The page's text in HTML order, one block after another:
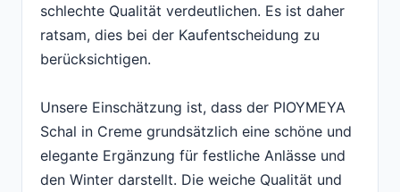
schlechte Qualität verdeutlichen. Es ist daher
ratsam, dies bei der Kaufentscheidung zu
berücksichtigen.
Unsere Einschätzung ist, dass der PIOYMEYA
Schal in Creme grundsätzlich eine schöne und
elegante Ergänzung für festliche Anlässe und
den Winter darstellt. Die weiche Qualität und